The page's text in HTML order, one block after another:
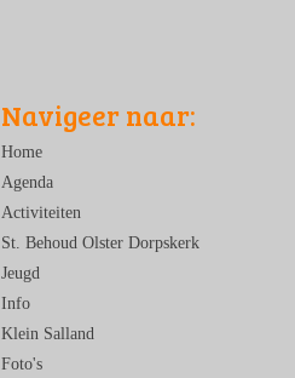
Navigeer naar:
Home
Agenda
Activiteiten
St. Behoud Olster Dorpskerk
Jeugd
Info
Klein Salland
Foto's